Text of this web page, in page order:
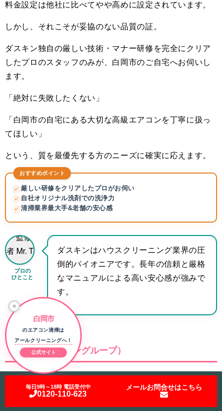
料金設定は他社に比べてやや高めに設定されています。
しかし、それこそが妥協のない品質の証。
ダスキン独自の厳しい技術・マナー研修を完全にクリア
したプロのスタッフのみが、白岡市のご自宅へお伺いし
ます。
「絶対に失敗したくない」
「白岡市の自宅にある大切な高級エアコンを丁寧に扱っ
てほしい」
という、質を最優先する方のニーズに確実に応えます。
おすすめポイント
✓ 厳しい研修をクリアしたプロがお伺い
✓ 自社オリジナル洗剤での洗浄力
✓ 清掃業界最大手&老舗の安心感
プロの
ひとこと
ダスキンはハウスクリーニング業界の圧
倒的パイオニアです。長年の信頼と厳格
なマニュアルによる高い安心感が強みで
す。
カジタク（イオングループ）
×
白岡市
のエアコン清掃は
アールクリーニングへ！
公式サイト
毎日9時～18時 電話受付中
0120-110-623
メールお問合せはこちら